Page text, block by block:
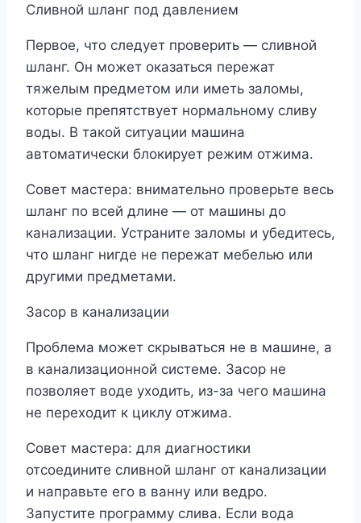
Сливной шланг под давлением
Первое, что следует проверить — сливной
шланг. Он может оказаться пережат
тяжелым предметом или иметь заломы,
которые препятствует нормальному сливу
воды. В такой ситуации машина
автоматически блокирует режим отжима.
Совет мастера: внимательно проверьте весь
шланг по всей длине ― от машины до
канализации. Устраните заломы и убедитесь,
что шланг нигде не пережат мебелью или
другими предметами.
Засор в канализации
Проблема может скрываться не в машине, а
в канализационной системе. Засор не
позволяет воде уходить, из-за чего машина
не переходит к циклу отжима.
Совет мастера: для диагностики
отсоедините сливной шланг от канализации
и направьте его в ванну или ведро.
Запустите программу слива. Если вода